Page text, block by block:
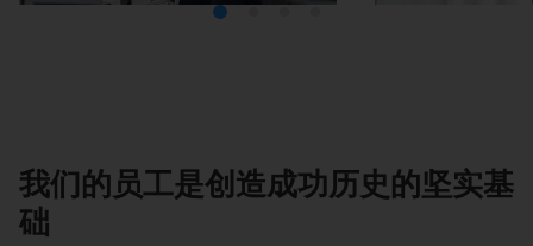
我们的员工是创造成功历史的坚实基
础